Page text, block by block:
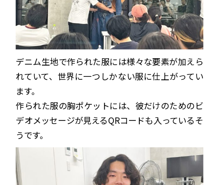
デニム生地で作られた服には様々な要素が加えら
れていて、世界に一つしかない服に仕上がってい
ます。
作られた服の胸ポケットには、彼だけのためのビ
デオメッセージが見えるQRコードも入っているそ
うです。